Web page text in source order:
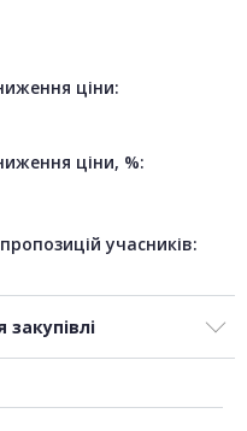
ціни:
ціни, %:
учасників: